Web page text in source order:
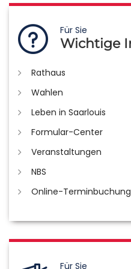
Für Sie
Wichtige
Rathaus
Wahlen
Leben in Saarlouis
Formular-Center
Veranstaltungen
NBS
Online-Terminbuchung
Für Sie